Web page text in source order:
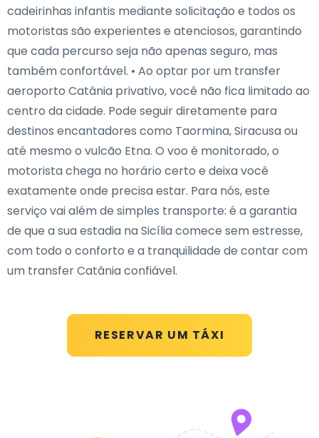
RESERVAR UM TÁXI
cadeirinhas infantis mediante solicitação e todos os
motoristas são experientes e atenciosos, garantindo
que cada percurso seja não apenas seguro, mas
também confortável. • Ao optar por um transfer
aeroporto Catânia privativo, você não fica limitado ao
centro da cidade. Pode seguir diretamente para
destinos encantadores como Taormina, Siracusa ou
até mesmo o vulcão Etna. O voo é monitorado, o
motorista chega no horário certo e deixa você
exatamente onde precisa estar. Para nós, este
serviço vai além de simples transporte: é a garantia
de que a sua estadia na Sicília comece sem estresse,
com todo o conforto e a tranquilidade de contar com
um transfer Catânia confiável.